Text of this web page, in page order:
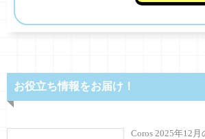
お役立ち情報をお届け！
Coros 2025年12